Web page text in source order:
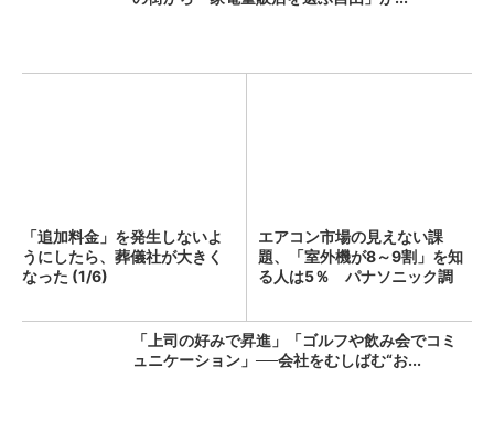
「追加料金」を発生しないよ
うにしたら、葬儀社が大きく
なった (1/6)
エアコン市場の見えない課
題、「室外機が8～9割」を知
る人は5％ パナソニック調
「上司の好みで昇進」「ゴルフや飲み会でコミ
ュニケーション」──会社をむしばむ“お...